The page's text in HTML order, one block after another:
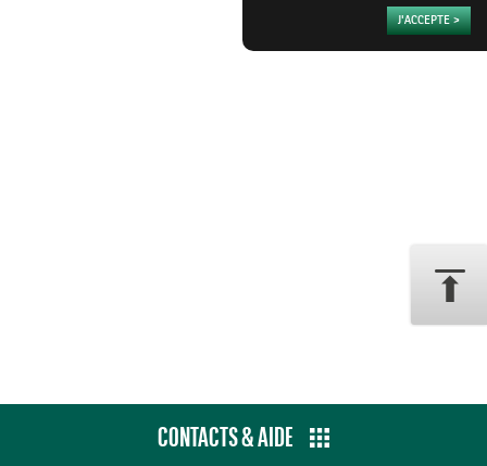
CONTACTS & AIDE